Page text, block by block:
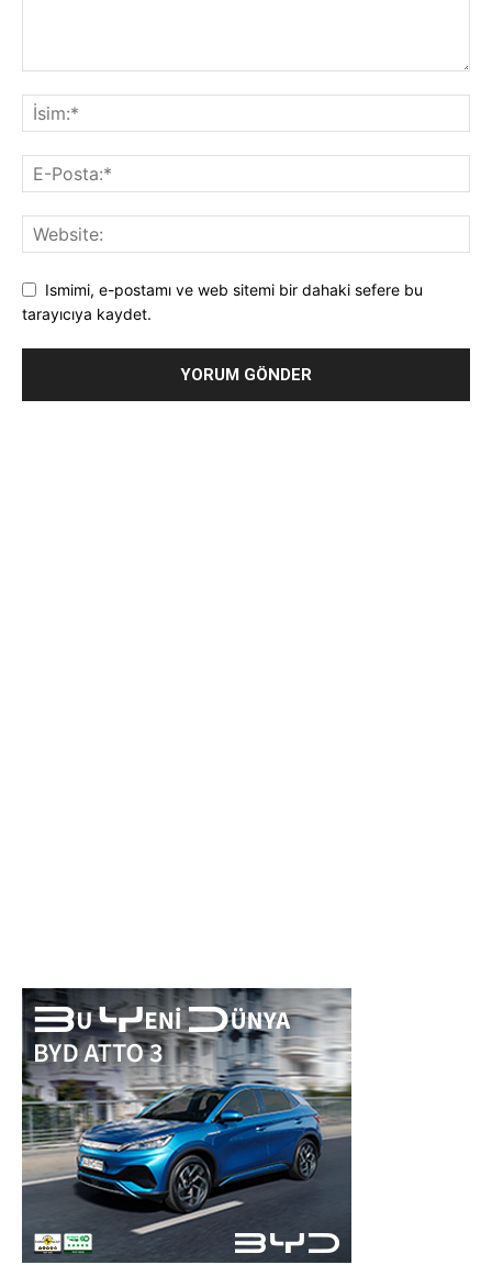
Ismimi, e-postamı ve web sitemi bir dahaki sefere bu
tarayıcıya kaydet.